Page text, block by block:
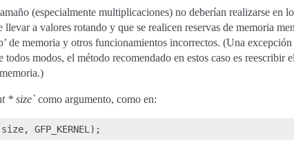
(especialmente multiplicaciones) no deberían realizarse en
a valores rotando y que se realicen reservas de memoria
de memoria y otros funcionamientos incorrectos. (Una
todos modos, el método recomendado en estos caso es
* size`como argumento, como en: